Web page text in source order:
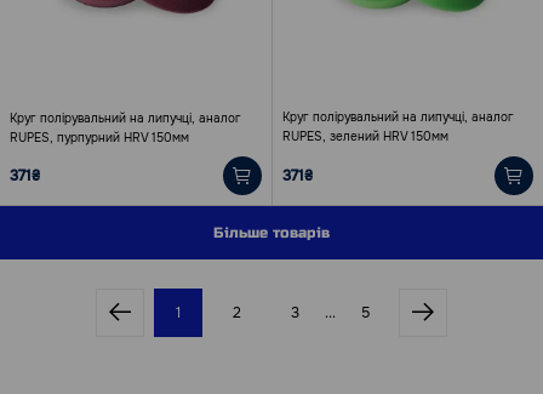
Круг полірувальний на липучці, аналог
RUPES, пурпурний HRV 150мм
371₴
Круг полірувальний на липучці, аналог
RUPES, зелений HRV 150мм
371₴
Більше товарів
1 2 3 ... 5